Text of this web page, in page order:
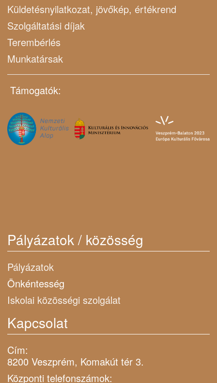
Küldetésnyilatkozat, jövőkép, értékrend
Szolgáltatási díjak
Terembérlés
Munkatársak
Támogatók:
Pályázatok / közösség
Pályázatok
Önkéntesség
Iskolai közösségi szolgálat
Kapcsolat
Cím:
8200 Veszprém, Komakút tér 3.
Központi telefonszámok: